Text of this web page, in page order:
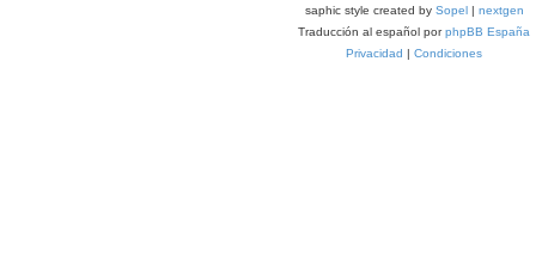
saphic style created by Sopel| nextgen
Traducción al español porphpBB España
Privacidad | Condiciones